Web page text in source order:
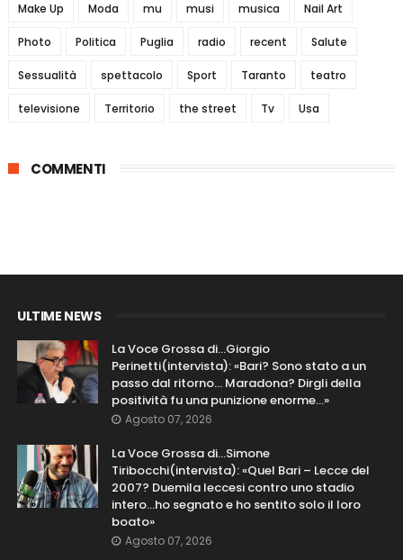
Make Up Moda mu musi musica Nail Art
Photo Politica Puglia radio recent Salute
Sessualità spettacolo Sport Taranto teatro
televisione Territorio the street Tv Usa
COMMENTI
ULTIME NEWS
La Voce Grossa di…Giorgio
Perinetti(intervista): «Bari? Sono stato a un
passo dal ritorno... Maradona? Dirgli della
positività fu una punizione enorme…»
Agosto 07, 2026
La Voce Grossa di…Simone
Tiribocchi(intervista): «Quel Bari – Lecce del
2007? Duemila leccesi contro uno stadio
intero...ho segnato e ho sentito solo il loro
boato»
Agosto 07, 2026